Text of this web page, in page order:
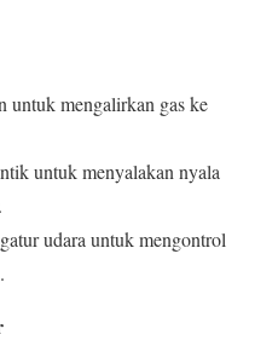
untuk mengalirkan gas ke
untuk menyalakan nyala
udara untuk mengontrol